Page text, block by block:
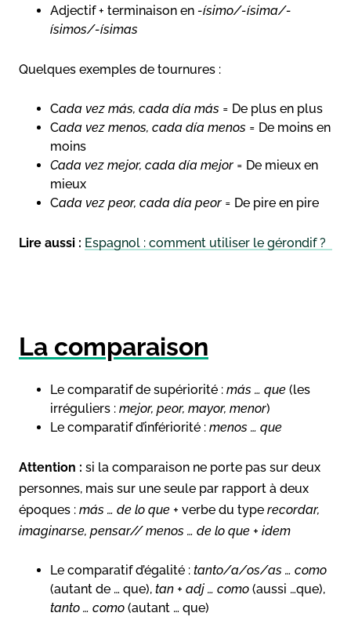
Adjectif + terminaison en -ísimo/-ísima/-
ísimos/-ísimas
Quelques exemples de tournures :
Cada vez más, cada día más = De plus en plus
Cada vez menos, cada día menos = De moins en
moins
Cada vez mejor, cada día mejor = De mieux en
mieux
Cada vez peor, cada día peor = De pire en pire
Lire aussi : Espagnol : comment utiliser le gérondif ?
La comparaison
Le comparatif de supériorité : más … que (les
irréguliers : mejor, peor, mayor, menor)
Le comparatif d’infériorité : menos … que
Attention : si la comparaison ne porte pas sur deux
personnes, mais sur une seule par rapport à deux
époques : más … de lo que + verbe du type recordar,
imaginarse, pensar// menos … de lo que + idem
Le comparatif d’égalité : tanto/a/os/as … como
(autant de … que), tan + adj … como (aussi …que),
tanto … como (autant … que)